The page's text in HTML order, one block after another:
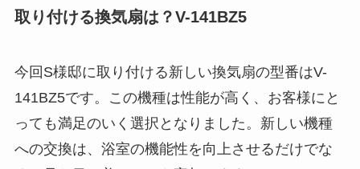
取り付ける換気扇は？V-141BZ5
今回S様邸に取り付ける新しい換気扇の型番はV-
141BZ5です。この機種は性能が高く、お客様にと
っても満足のいく選択となりました。新しい機種
への交換は、浴室の機能性を向上させるだけでな